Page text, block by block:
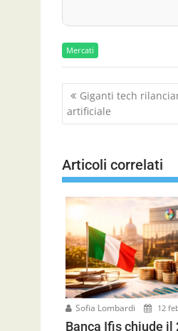
Mercati
N
a
v
g
a
z
o
n
e
a
r
t
Giganti tech
artificiale
Articoli correlati
Sofia Lombardi 12
Banca Ifis chiude il